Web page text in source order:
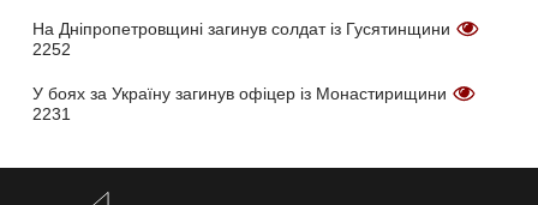
На Дніпропетровщині загинув солдат із Гусятинщини
2252
У боях за Україну загинув офіцер із Монастирищини
2231